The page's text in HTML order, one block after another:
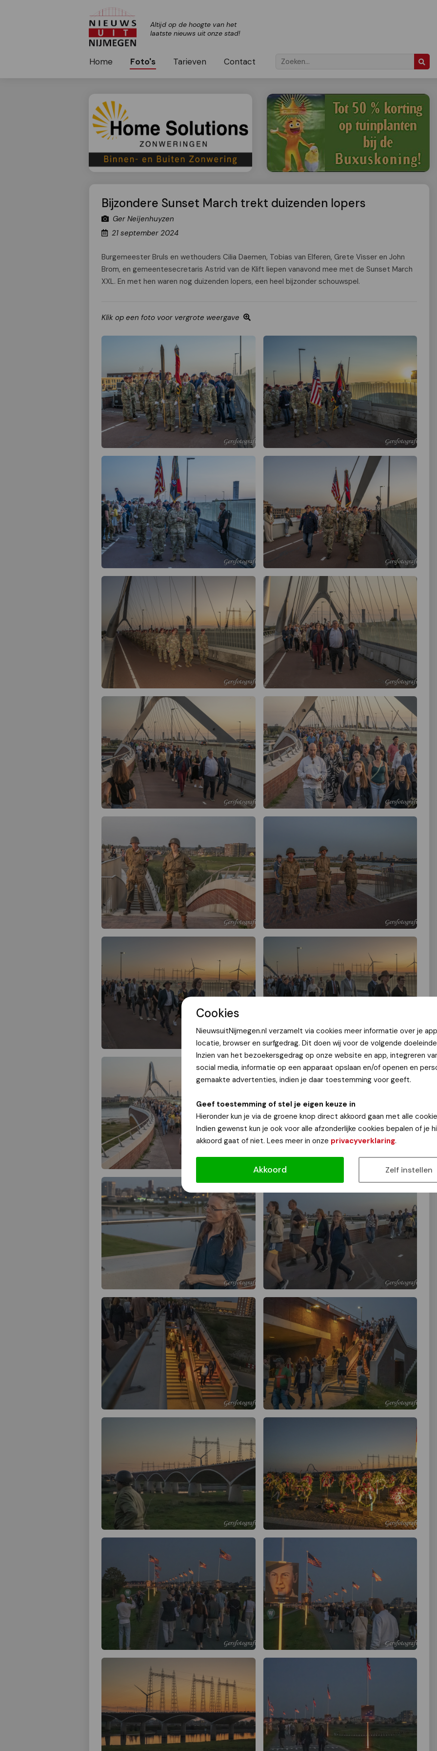
Cookies
NieuwsuitNijmegen.nl verzamelt via cookies meer informatie over je
locatie, browser en surfgedrag. Dit doen wij voor de volgende
Inzien van het bezoekersgedrag op onze website en app, integreren
social media, informatie op een apparaat opslaan en/of openen en
gemaakte advertenties, indien je daar toestemming voor geeft.
Geef toestemming of stel je eigen keuze in
Hieronder kun je via de groene knop direct akkoord gaan met alle
Indien gewenst kun je ook voor alle afzonderlijke cookies bepalen of je
akkoord gaat of niet. Lees meer in onze privacyverklaring.
Akkoord Zelf instellen
Altijd op de hoogte van het
laatste nieuws uit onze stad!
Home Foto's Tarieven Contact
Bijzondere Sunset March trekt duizenden lopers
Ger Neijenhuyzen
21 september 2024
Burgemeester Bruls en wethouders Cilia Daemen, Tobias van Elferen, Grete Visser en John
Brom, en gemeentesecretaris Astrid van de Klift liepen vanavond mee met de Sunset March
XXL. En met hen waren nog duizenden lopers, een heel bijzonder schouwspel.
Klik op een foto voor vergrote weergave